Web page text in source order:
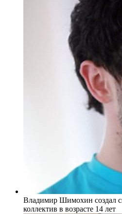
Владимир Шимохин создал
коллектив в возрасте 14 лет